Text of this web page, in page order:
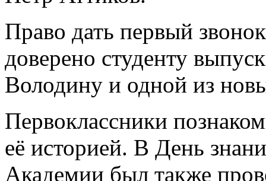
Право дать первый
доверено студенту
Володину и одной из
Первоклассники
её историей. В День
Академии был также